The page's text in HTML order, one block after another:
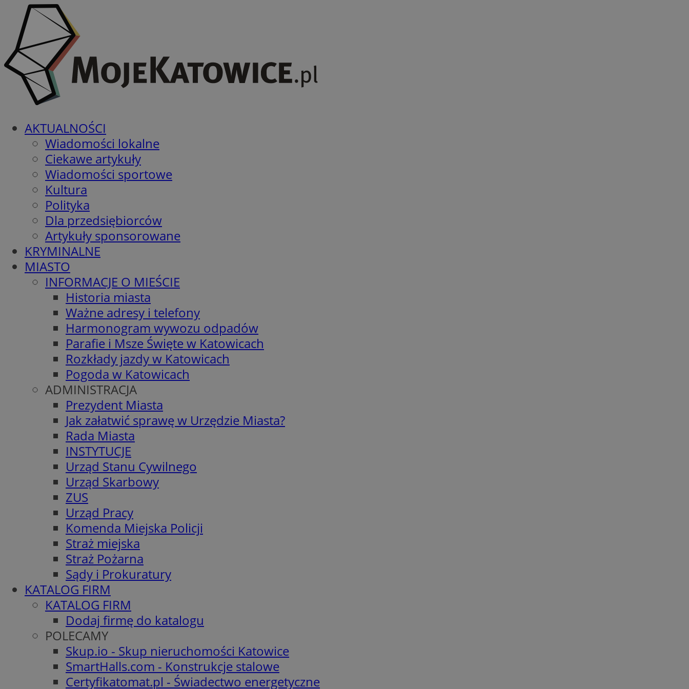
AKTUALNOŚCI
Wiadomości lokalne
Ciekawe artykuły
Wiadomości sportowe
Kultura
Polityka
Dla przedsiębiorców
Artykuły sponsorowane
KRYMINALNE
MIASTO
INFORMACJE O MIEŚCIE
Historia miasta
Ważne adresy i telefony
Harmonogram wywozu odpadów
Parafie i Msze Święte w Katowicach
Rozkłady jazdy w Katowicach
Pogoda w Katowicach
ADMINISTRACJA
Prezydent Miasta
Jak załatwić sprawę w Urzędzie Miasta?
Rada Miasta
INSTYTUCJE
Urząd Stanu Cywilnego
Urząd Skarbowy
ZUS
Urząd Pracy
Komenda Miejska Policji
Straż miejska
Straż Pożarna
Sądy i Prokuratury
KATALOG FIRM
KATALOG FIRM
Dodaj firmę do katalogu
POLECAMY
Skup.io - Skup nieruchomości Katowice
SmartHalls.com - Konstrukcje stalowe
Certyfikatomat.pl - Świadectwo energetyczne